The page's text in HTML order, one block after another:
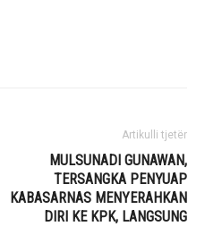
Artikulli tjetër
MULSUNADI GUNAWAN,
TERSANGKA PENYUAP
KABASARNAS MENYERAHKAN
DIRI KE KPK, LANGSUNG